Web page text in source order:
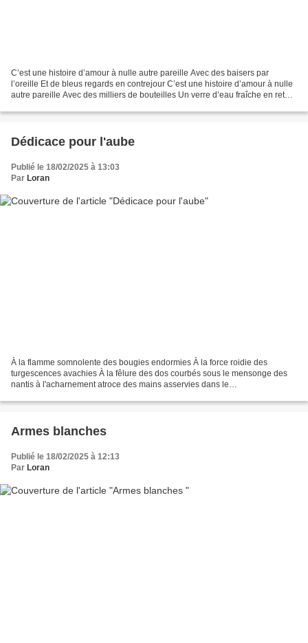
C’est une histoire d’amour à nulle autre pareille Avec des baisers par
l’oreille Et de bleus regards en contrejour C’est une histoire d’amour à nulle
autre pareille Avec des milliers de bouteilles Un verre d’eau fraîche en retour
Dédicace pour l'aube
Publié le 18/02/2025 à 13:03
Par Loran
À la flamme somnolente des bougies endormies À la force roidie des
turgescences avachies À la fêlure des dos courbés sous le mensonge des
nantis à l'acharnement atroce des mains asservies dans le
Armes blanches
Publié le 18/02/2025 à 12:13
Par Loran